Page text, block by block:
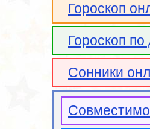
Гороскоп
Гороскоп
Сонники